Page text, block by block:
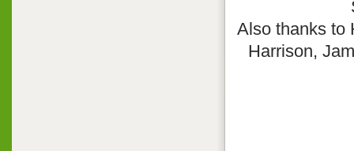
Also thanks to
Harrison,